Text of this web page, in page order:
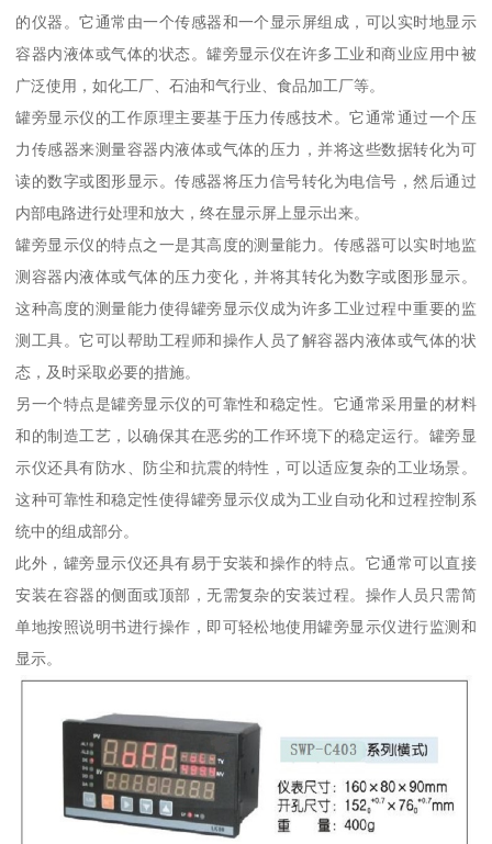
的仪器。它通常由一个传感器和一个显示屏组成，可以实时地显示
容器内液体或气体的状态。罐旁显示仪在许多工业和商业应用中被
广泛使用，如化工厂、石油和气行业、食品加工厂等。
罐旁显示仪的工作原理主要基于压力传感技术。它通常通过一个压
力传感器来测量容器内液体或气体的压力，并将这些数据转化为可
读的数字或图形显示。传感器将压力信号转化为电信号，然后通过
内部电路进行处理和放大，终在显示屏上显示出来。
罐旁显示仪的特点之一是其高度的测量能力。传感器可以实时地监
测容器内液体或气体的压力变化，并将其转化为数字或图形显示。
这种高度的测量能力使得罐旁显示仪成为许多工业过程中重要的监
测工具。它可以帮助工程师和操作人员了解容器内液体或气体的状
态，及时采取必要的措施。
另一个特点是罐旁显示仪的可靠性和稳定性。它通常采用量的材料
和的制造工艺，以确保其在恶劣的工作环境下的稳定运行。罐旁显
示仪还具有防水、防尘和抗震的特性，可以适应复杂的工业场景。
这种可靠性和稳定性使得罐旁显示仪成为工业自动化和过程控制系
统中的组成部分。
此外，罐旁显示仪还具有易于安装和操作的特点。它通常可以直接
安装在容器的侧面或顶部，无需复杂的安装过程。操作人员只需简
单地按照说明书进行操作，即可轻松地使用罐旁显示仪进行监测和
显示。